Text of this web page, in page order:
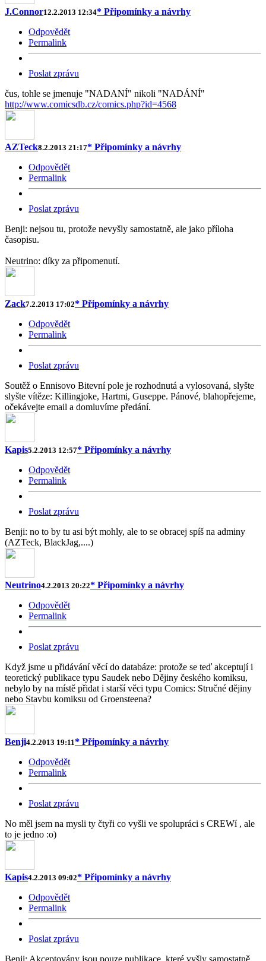
J.Connor12.2.2013 12:34* Připomínky a návrhy
Odpovědět
Permalink
Poslat zprávu
čus, tohle se jmenuje "NADANÍ" nikoli "NADÁNÍ"
http://www.comicsdb.cz/comics.php?id=4568
AZTeck8.2.2013 21:17* Připomínky a návrhy
Odpovědět
Permalink
Poslat zprávu
Benji: nejsou tu, protože nevyšly samostatně, ale jako příloha
časopisu.
Neutrino: díky za připomenutí.
Zack7.2.2013 17:02* Připomínky a návrhy
Odpovědět
Permalink
Poslat zprávu
Soutěž o Ennisovo Bitevní pole je rozhodnutá a vylosovaná, slyšte
slyšte vítěze: Killingjoke, Hartmi, Guseppe. Pánové, blahopřejeme,
očekávejte email a domluvíme předání.
Kapis5.2.2013 12:57* Připomínky a návrhy
Odpovědět
Permalink
Poslat zprávu
Benji: no to by tu asi být mohly, ale to se obracej spíš na adminy
(AZTeck, BlackJag,....)
Neutrino4.2.2013 20:22* Připomínky a návrhy
Odpovědět
Permalink
Poslat zprávu
Když jsme u přidávání věcí do databáze: protože se teď akceptují i
teoretický publikace typu Saudek nebo Dějiny českého komiksu,
nebylo by na místě přidat i starší věci typu Comics: Stručné dějiny
nebo Stavbu komiksu od Groensteena?
Benji4.2.2013 19:11* Připomínky a návrhy
Odpovědět
Permalink
Poslat zprávu
No měl jsem na mysli ty čtyři co vyšli ve spolupráci s CREWí , ale
to je jedno :o)
Kapis4.2.2013 09:02* Připomínky a návrhy
Odpovědět
Permalink
Poslat zprávu
Benji: Akceptovány jsou pouze publikace, které vyšly samostatně,